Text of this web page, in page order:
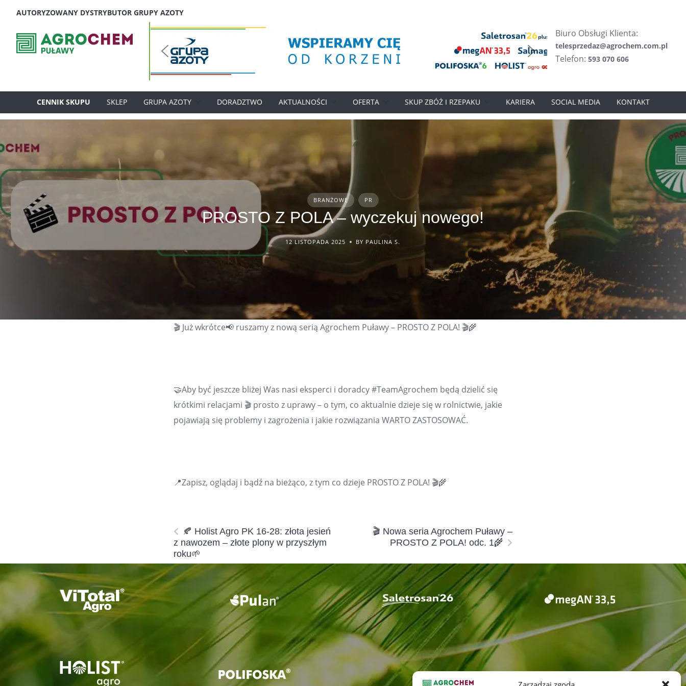
AUTORYZOWANY DYSTRYBUTOR GRUPY AZOTY
Biuro Obsługi Klienta:
telesprzedaz@agrochem.com.pl
Telefon:593 070 606
CENNIK SKUPU SKLEP GRUPA AZOTY DORADZTWO AKTUALNOŚCI OFERTA SKUP ZBÓŻ I RZEPAKU KARIERA SOCIAL MEDIA KONTAKT
BRANŻOWE PR
PROSTO Z POLA – wyczekuj nowego!
12 LISTOPADA 2025 BY PAULINA S.
🎬 Już wkrótce📢 ruszamy z nową serią Agrochem Puławy – PROSTO Z POLA! 🎬🌾
🤝Aby być jeszcze bliżej Was nasi eksperci i doradcy #TeamAgrochem będą dzielić się
krótkimi relacjami 🎬 prosto z uprawy – o tym, co aktualnie dzieje się w rolnictwie, jakie
pojawiają się problemy i zagrożenia i jakie rozwiązania WARTO ZASTOSOWAĆ.
📍Zapisz, oglądaj i bądź na bieżąco, z tym co dzieje PROSTO Z POLA! 🎬🌾
🍂 Holist Agro PK 16-28: złota jesień
z nawozem – złote plony w przyszłym
roku🌱
🎬 Nowa seria Agrochem Puławy –
PROSTO Z POLA! odc. 1🌾